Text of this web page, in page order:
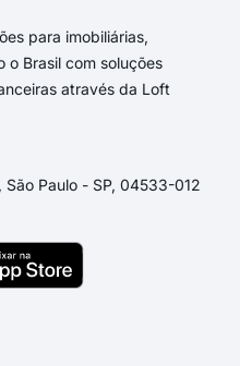
para imobiliárias,
o Brasil com soluções
através da Loft
Paulo - SP, 04533-012